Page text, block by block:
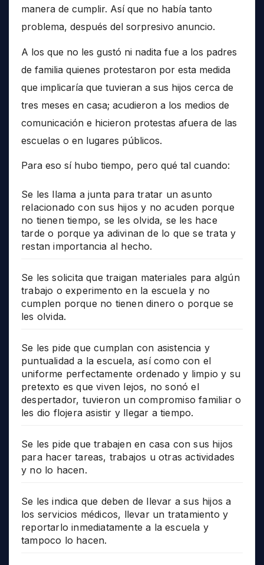
manera de cumplir. Así que no había tanto
problema, después del sorpresivo anuncio.
A los que no les gustó ni nadita fue a los padres
de familia quienes protestaron por esta medida
que implicaría que tuvieran a sus hijos cerca de
tres meses en casa; acudieron a los medios de
comunicación e hicieron protestas afuera de las
escuelas o en lugares públicos.
Para eso sí hubo tiempo, pero qué tal cuando:
Se les llama a junta para tratar un asunto
relacionado con sus hijos y no acuden porque
no tienen tiempo, se les olvida, se les hace
tarde o porque ya adivinan de lo que se trata y
restan importancia al hecho.
Se les solicita que traigan materiales para algún
trabajo o experimento en la escuela y no
cumplen porque no tienen dinero o porque se
les olvida.
Se les pide que cumplan con asistencia y
puntualidad a la escuela, así como con el
uniforme perfectamente ordenado y limpio y su
pretexto es que viven lejos, no sonó el
despertador, tuvieron un compromiso familiar o
les dio flojera asistir y llegar a tiempo.
Se les pide que trabajen en casa con sus hijos
para hacer tareas, trabajos u otras actividades
y no lo hacen.
Se les indica que deben de llevar a sus hijos a
los servicios médicos, llevar un tratamiento y
reportarlo inmediatamente a la escuela y
tampoco lo hacen.